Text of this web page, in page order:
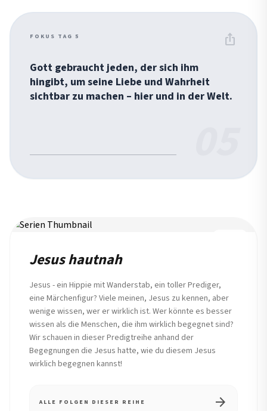
FOKUS TAG 5 ios_share
Gott gebraucht jeden, der sich ihm
hingibt, um seine Liebe und Wahrheit
sichtbar zu machen – hier und in der Welt.
Jesus hautnah
Jesus - ein Hippie mit Wanderstab, ein toller Prediger,
eine Märchenfigur? Viele meinen, Jesus zu kennen, aber
wenige wissen, wer er wirklich ist. Wer könnte es besser
wissen als die Menschen, die ihm wirklich begegnet sind?
Wir schauen in dieser Predigtreihe anhand der
Begegnungen die Jesus hatte, wie du diesem Jesus
wirklich begegnen kannst!
ALLE FOLGEN DIESER REIHE arrow_forward